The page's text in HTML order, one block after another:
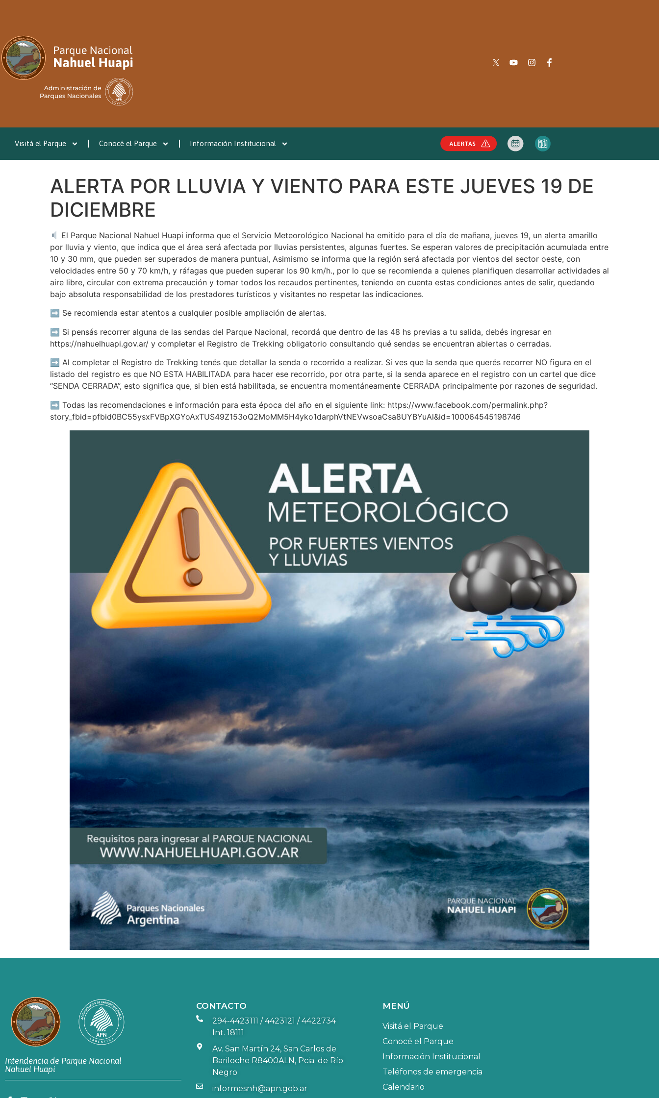
Visitá el Parque Conocé el Parque Información Institucional
ALERTA POR LLUVIA Y VIENTO PARA ESTE JUEVES 19 DE
DICIEMBRE
El Parque Nacional Nahuel Huapi informa que el Servicio Meteorológico Nacional ha emitido para el día de mañana, jueves 19, un alerta amarillo
por lluvia y viento, que indica que el área será afectada por lluvias persistentes, algunas fuertes. Se esperan valores de precipitación acumulada entre
10 y 30 mm, que pueden ser superados de manera puntual, Asimismo se informa que la región será afectada por vientos del sector oeste, con
velocidades entre 50 y 70 km/h, y ráfagas que pueden superar los 90 km/h., por lo que se recomienda a quienes planifiquen desarrollar actividades al
aire libre, circular con extrema precaución y tomar todos los recaudos pertinentes, teniendo en cuenta estas condiciones antes de salir, quedando
bajo absoluta responsabilidad de los prestadores turísticos y visitantes no respetar las indicaciones.
➡ Se recomienda estar atentos a cualquier posible ampliación de alertas.
➡ Si pensás recorrer alguna de las sendas del Parque Nacional, recordá que dentro de las 48 hs previas a tu salida, debés ingresar en
https://nahuelhuapi.gov.ar/ y completar el Registro de Trekking obligatorio consultando qué sendas se encuentran abiertas o cerradas.
➡ Al completar el Registro de Trekking tenés que detallar la senda o recorrido a realizar. Si ves que la senda que querés recorrer NO figura en el
listado del registro es que NO ESTA HABILITADA para hacer ese recorrido, por otra parte, si la senda aparece en el registro con un cartel que dice
“SENDA CERRADA”, esto significa que, si bien está habilitada, se encuentra momentáneamente CERRADA principalmente por razones de seguridad.
➡ Todas las recomendaciones e información para esta época del año en el siguiente link: https://www.facebook.com/permalink.php?
story_fbid=pfbid0BC55ysxFVBpXGYoAxTUS49Z153oQ2MoMM5H4yko1darphVtNEVwsoaCsa8UYBYuAl&id=100064545198746
Intendencia de Parque Nacional
Nahuel Huapi
CONTACTO
294-4423111 / 4423121 / 4422734
Int. 18111
Av. San Martín 24, San Carlos de
Bariloche R8400ALN, Pcia. de Río
Negro
informesnh@apn.gob.ar
MENÚ
Visitá el Parque
Conocé el Parque
Información Institucional
Teléfonos de emergencia
Calendario